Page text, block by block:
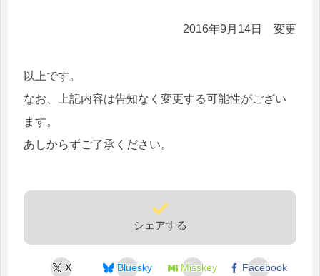
2016年9月14日 変更
以上です。
なお、上記内容は告知なく変更する可能性がござい
ます。
あしからずご了承ください。
シェアする
X Bluesky Misskey Facebook